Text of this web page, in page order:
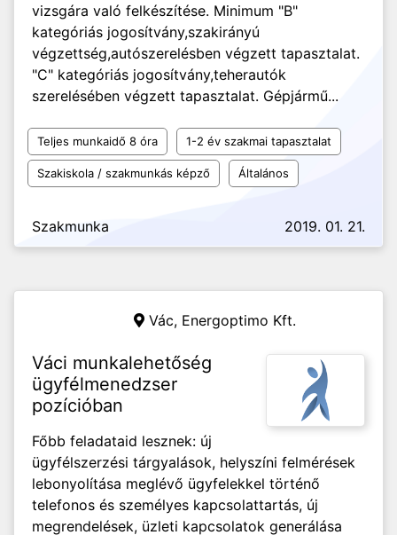
vizsgára való felkészítése. Minimum "B"
kategóriás jogosítvány,szakirányú
végzettség,autószerelésben végzett tapasztalat.
"C" kategóriás jogosítvány,teherautók
szerelésében végzett tapasztalat. Gépjármű...
Teljes munkaidő 8 óra 1-2 év szakmai tapasztalat
Szakiskola / szakmunkás képző Általános
Szakmunka 2019. 01. 21.
Vác, Energoptimo Kft.
Váci munkalehetőség
ügyfélmenedzser
pozícióban
Főbb feladataid lesznek: új
ügyfélszerzési tárgyalások, helyszíni felmérések
lebonyolítása meglévő ügyfelekkel történő
telefonos és személyes kapcsolattartás, új
megrendelések, üzleti kapcsolatok generálása